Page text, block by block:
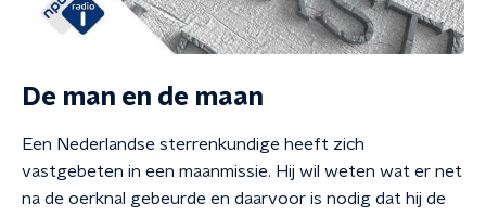
De man en de maan
Een Nederlandse sterrenkundige heeft zich
vastgebeten in een maanmissie. Hij wil weten wat er net
na de oerknal gebeurde en daarvoor is nodig dat hij de